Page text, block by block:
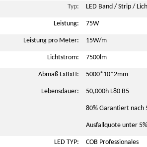
Typ: LED Band / Strip /
Leistung: 75W
Leistung pro Meter: 15W/m
Lichtstrom: 7500lm
Abmaß LxBxH: 5000*10*2mm
Lebensdauer: 50,000h L80 B5
80% Garantiert nach
Ausfallquote unter
LED TYP: COB Professionales